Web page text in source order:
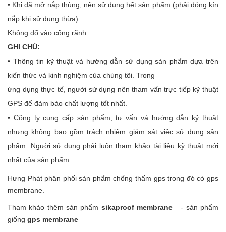
• Khi đã mở nắp thùng, nên sử dụng hết sản phẩm (phải đóng kín
nắp khi sử dụng thừa).
Không đổ vào cống rãnh.
GHI CHÚ:
• Thông tin kỹ thuật và hướng dẫn sử dụng sản phẩm dựa trên
kiến thức và kinh nghiệm của chúng tôi. Trong
ứng dụng thực tế, người sử dụng nên tham vấn trực tiếp kỹ thuật
GPS để đảm bảo chất lượng tốt nhất.
• Công ty cung cấp sản phẩm, tư vấn và hướng dẫn kỹ thuật
nhưng không bao gồm trách nhiệm giám sát việc sử dụng sản
phẩm. Người sử dụng phải luôn tham khảo tài liệu kỹ thuật mới
nhất của sản phẩm.
Hưng Phát phân phối sản phẩm chống thấm gps trong đó có gps
membrane.
Tham khảo thêm sản phẩm sikaproof membrane - sản phẩm
giống gps membrane